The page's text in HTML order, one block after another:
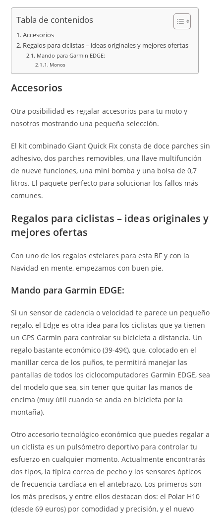
Tabla de contenidos
Accesorios
Regalos para ciclistas – ideas originales y mejores ofertas
Mando para Garmin EDGE:
Monos
Accesorios
Otra posibilidad es regalar accesorios para tu moto y
nosotros mostrando una pequeña selección.
El kit combinado Giant Quick Fix consta de doce parches sin
adhesivo, dos parches removibles, una llave multifunción
de nueve funciones, una mini bomba y una bolsa de 0,7
litros. El paquete perfecto para solucionar los fallos más
comunes.
Regalos para ciclistas – ideas originales y
mejores ofertas
Con uno de los regalos estelares para esta BF y con la
Navidad en mente, empezamos con buen pie.
Mando para Garmin EDGE:
Si un sensor de cadencia o velocidad te parece un pequeño
regalo, el Edge es otra idea para los ciclistas que ya tienen
un GPS Garmin para controlar su bicicleta a distancia. Un
regalo bastante económico (39-49€), que, colocado en el
manillar cerca de los puños, te permitirá manejar las
pantallas de todos los ciclocomputadores Garmin EDGE, sea
del modelo que sea, sin tener que quitar las manos de
encima (muy útil cuando se anda en bicicleta por la
montaña).
Otro accesorio tecnológico económico que puedes regalar a
un ciclista es un pulsómetro deportivo para controlar tu
esfuerzo en cualquier momento. Actualmente encontrarás
dos tipos, la típica correa de pecho y los sensores ópticos
de frecuencia cardíaca en el antebrazo. Los primeros son
los más precisos, y entre ellos destacan dos: el Polar H10
(desde 69 euros) por comodidad y precisión, y el nuevo